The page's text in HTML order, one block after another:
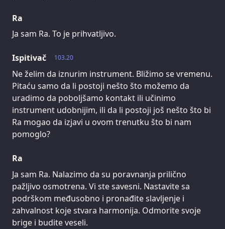
Ra
Ja sam Ra. To je prihvatljivo.
103.20
Ispitivač
Ne želim da iznurim instrument. Bližimo se vremenu.
Pitaću samo da li postoji nešto što možemo da
uradimo da poboljšamo kontakt ili učinimo
instrument udobnijim, ili da li postoji još nešto što bi
Ra mogao da izjavi u ovom trenutku što bi nam
pomoglo?
Ra
Ja sam Ra. Nalazimo da su poravnanja prilično
pažljivo osmotrena. Vi ste savesni. Nastavite sa
podrškom međusobno i pronađite slavljenje i
zahvalnost koje stvara harmonija. Odmorite svoje
brige i budite veseli.